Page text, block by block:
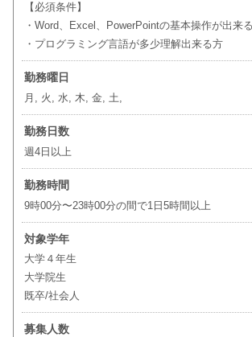
【必須条件】
・Word、Excel、PowerPointの基本操作が出来
・プログラミング言語が多少理解出来る方
勤務曜日
月, 火, 水, 木, 金, 土,
勤務日数
週4日以上
勤務時間
9時00分〜23時00分の間で1日5時間以上
対象学年
大学４年生
大学院生
既卒/社会人
募集人数